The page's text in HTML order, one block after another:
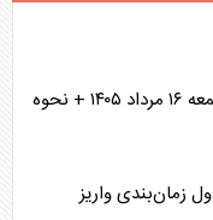
جدول قطعی برق استان کرمانشاه فردا جمعه ۱۶ مرداد ۱۴۰۵ + نحوه
کالابرگ مرداد ۱۴۰۵ / جدول زمان‌بندی واریز